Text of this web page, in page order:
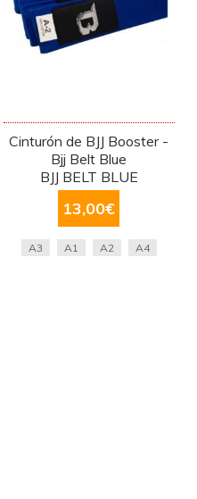
Cinturón de BJJ Booster -
Bjj Belt Blue
BJJ BELT BLUE
13,00€
A3 A1 A2 A4